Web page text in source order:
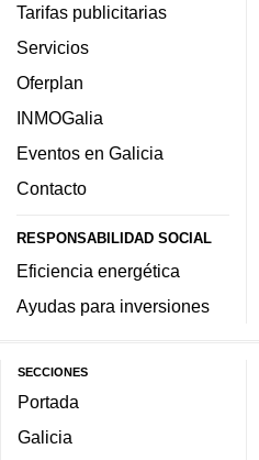
Tarifas publicitarias
Servicios
Oferplan
INMOGalia
Eventos en Galicia
Contacto
RESPONSABILIDAD SOCIAL
Eficiencia energética
Ayudas para inversiones
SECCIONES
Portada
Galicia